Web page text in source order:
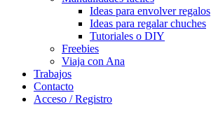
Ideas para envolver regalos
Ideas para regalar chuches
Tutoriales o DIY
Freebies
Viaja con Ana
Trabajos
Contacto
Acceso / Registro